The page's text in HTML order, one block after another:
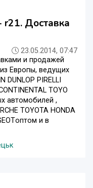
Доставка
23.05.2014, 07:47
и продажей
Европы, ведущих
DUNLOP PIRELLI
TOYO
автомобилей ,
TOYOTA HONDA
и в